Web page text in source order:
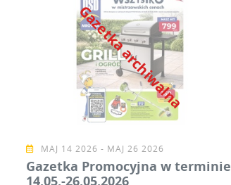
Gazetka archiwalna
MAJ 14 2026 - MAJ 26 2026
Gazetka Promocyjna w terminie
14.05.-26.05.2026